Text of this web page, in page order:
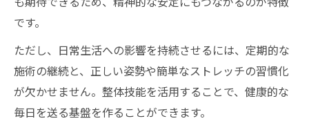
です。
ただし、日常生活への影響を持続させるには、定期的な
施術の継続と、正しい姿勢や簡単なストレッチの習慣化
が欠かせません。整体技能を活用することで、健康的な
毎日を送る基盤を作ることができます。